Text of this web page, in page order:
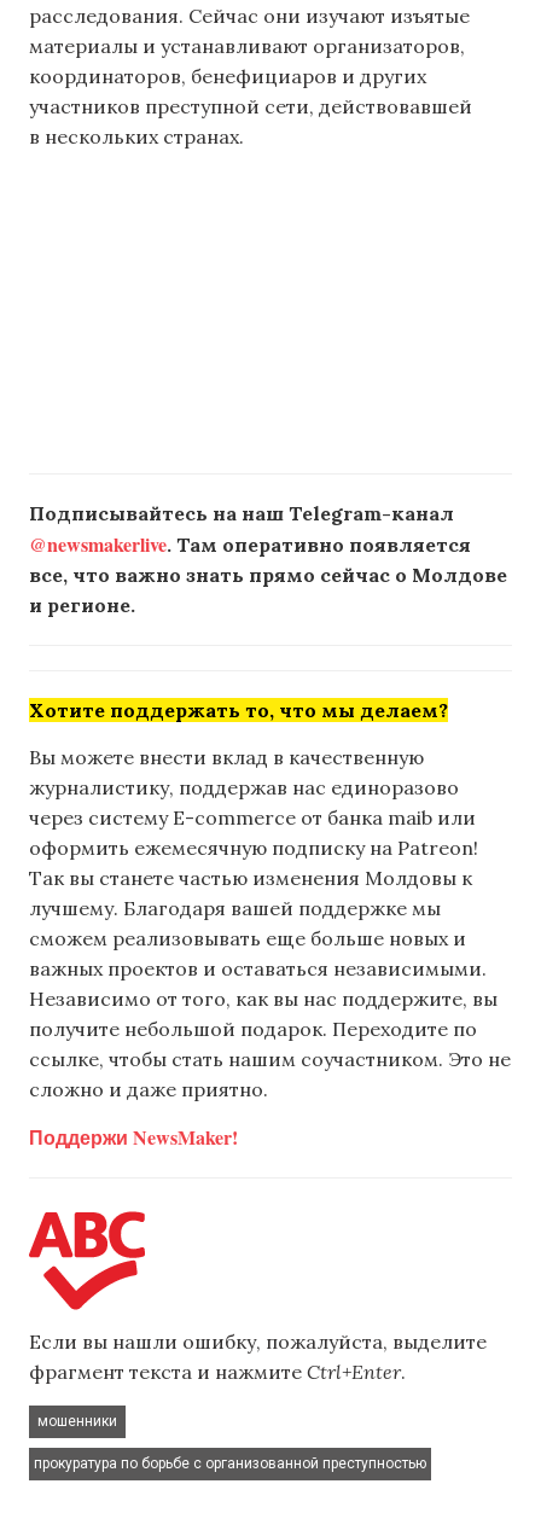
расследования. Сейчас они изучают изъятые
материалы и устанавливают организаторов,
координаторов, бенефициаров и других
участников преступной сети, действовавшей
в нескольких странах.
Подписывайтесь на наш Telegram-канал
@newsmakerlive. Там оперативно появляется
все, что важно знать прямо сейчас о Молдове
и регионе.
Хотите поддержать то, что мы делаем?
Вы можете внести вклад в качественную
журналистику, поддержав нас единоразово
через систему E-commerce от банка maib или
оформить ежемесячную подписку на Patreon!
Так вы станете частью изменения Молдовы к
лучшему. Благодаря вашей поддержке мы
сможем реализовывать еще больше новых и
важных проектов и оставаться независимыми.
Независимо от того, как вы нас поддержите, вы
получите небольшой подарок. Переходите по
ссылке, чтобы стать нашим соучастником. Это не
сложно и даже приятно.
Поддержи NewsMaker!
Если вы нашли ошибку, пожалуйста, выделите
фрагмент текста и нажмите Ctrl+Enter.
мошенники
прокуратура по борьбе с организованной преступностью